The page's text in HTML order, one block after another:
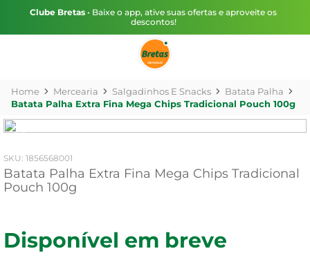
Clube Bretas • Baixe o app, ative suas ofertas e aproveite os
descontos!
Mercearia Salgadinhos E Snacks
Batata Palha
Batata Palha Extra Fina Mega Chips Tradicional Pouch 100g
: 1856568001
Batata Palha Extra Fina Mega Chips Tradicional
Pouch 100g
Disponível em breve